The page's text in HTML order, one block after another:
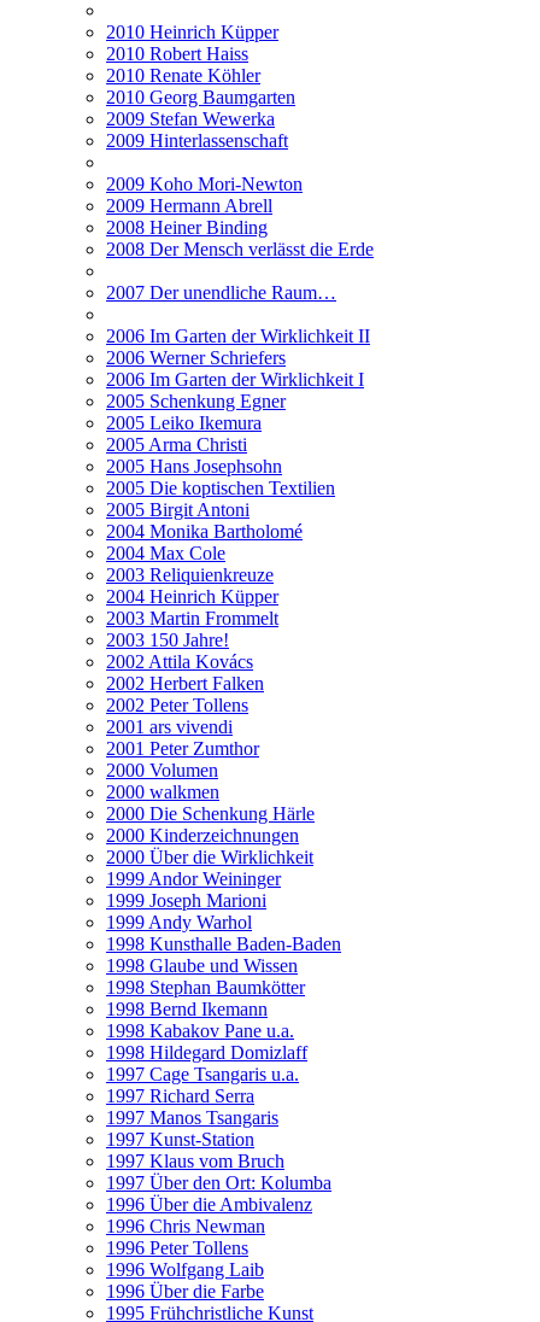
2010 Heinrich Küpper
2010 Robert Haiss
2010 Renate Köhler
2010 Georg Baumgarten
2009 Stefan Wewerka
2009 Hinterlassenschaft
2009 Koho Mori-Newton
2009 Hermann Abrell
2008 Heiner Binding
2008 Der Mensch verlässt die Erde
2007 Der unendliche Raum…
2006 Im Garten der Wirklichkeit II
2006 Werner Schriefers
2006 Im Garten der Wirklichkeit I
2005 Schenkung Egner
2005 Leiko Ikemura
2005 Arma Christi
2005 Hans Josephsohn
2005 Die koptischen Textilien
2005 Birgit Antoni
2004 Monika Bartholomé
2004 Max Cole
2003 Reliquienkreuze
2004 Heinrich Küpper
2003 Martin Frommelt
2003 150 Jahre!
2002 Attila Kovács
2002 Herbert Falken
2002 Peter Tollens
2001 ars vivendi
2001 Peter Zumthor
2000 Volumen
2000 walkmen
2000 Die Schenkung Härle
2000 Kinderzeichnungen
2000 Über die Wirklichkeit
1999 Andor Weininger
1999 Joseph Marioni
1999 Andy Warhol
1998 Kunsthalle Baden-Baden
1998 Glaube und Wissen
1998 Stephan Baumkötter
1998 Bernd Ikemann
1998 Kabakov Pane u.a.
1998 Hildegard Domizlaff
1997 Cage Tsangaris u.a.
1997 Richard Serra
1997 Manos Tsangaris
1997 Kunst-Station
1997 Klaus vom Bruch
1997 Über den Ort: Kolumba
1996 Über die Ambivalenz
1996 Chris Newman
1996 Peter Tollens
1996 Wolfgang Laib
1996 Über die Farbe
1995 Frühchristliche Kunst